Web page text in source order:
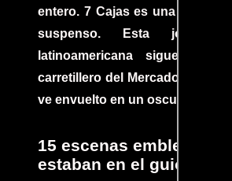
entero. 7 Cajas es una
suspenso. Esta joya
latinoamericana sigue la
carretillero del Mercado 4 de
ve envuelto en un oscuro
15 escenas
estaban en el guion